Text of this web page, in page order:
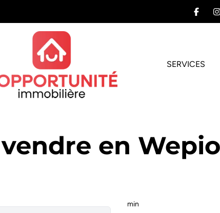
SERVICES
en
min